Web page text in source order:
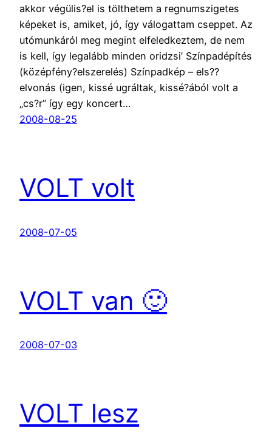
akkor végülis?el is tölthetem a regnumszigetes
képeket is, amiket, jó, így válogattam cseppet. Az
utómunkáról meg megint elfeledkeztem, de nem
is kell, így legalább minden oridzsi’ Színpadépítés
(középfény?elszerelés) Színpadkép – els??
elvonás (igen, kissé ugráltak, kissé?ából volt a
„cs?r” így egy koncert…
2008-08-25
VOLT volt
2008-07-05
VOLT van 🙂
2008-07-03
VOLT lesz